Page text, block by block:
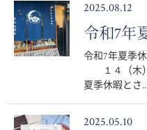
2025.08.12
令和7年
令和7年夏季
１４（木
夏季休暇とさ
2025.05.10